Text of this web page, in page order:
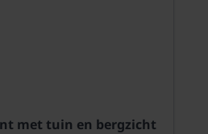
met tuin en bergzicht